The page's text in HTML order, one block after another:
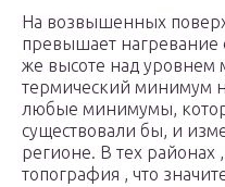
На возвышенных
превышает нагревание
же высоте над уровнем
термический минимум
любые минимумы,
существовали бы, и
регионе. В тех районах
топография , что